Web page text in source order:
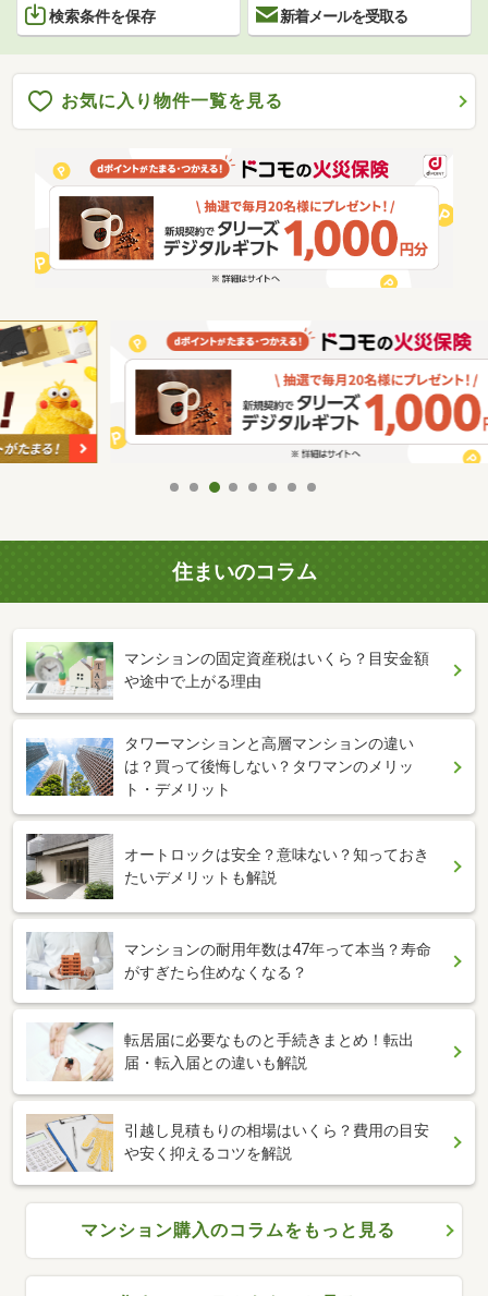
検索条件を保存 新着メールを受取る
お気に入り物件一覧を見る
住まいのコラム
マンションの固定資産税はいくら？目安金額
や途中で上がる理由
タワーマンションと高層マンションの違い
は？買って後悔しない？タワマンのメリッ
ト・デメリット
オートロックは安全？意味ない？知っておき
たいデメリットも解説
マンションの耐用年数は47年って本当？寿命
がすぎたら住めなくなる？
転居届に必要なものと手続きまとめ！転出
届・転入届との違いも解説
引越し見積もりの相場はいくら？費用の目安
や安く抑えるコツを解説
マンション購入のコラムをもっと見る